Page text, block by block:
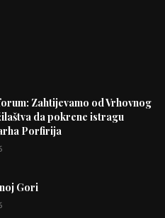
Zahtijevamo od Vrhovnog
da pokrene istragu
Porfirija
Gori